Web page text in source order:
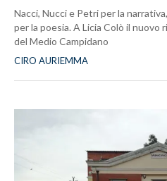
Nacci, Nucci e Petri per la
per la poesia. A Licia Colò il nuovo
del Medio Campidano
CIRO AURIEMMA